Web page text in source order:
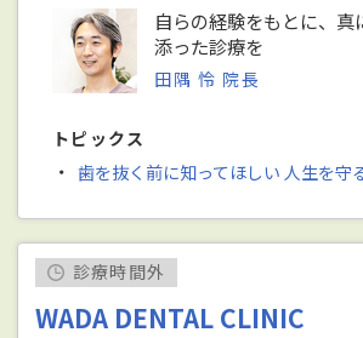
自らの経験をもとに、真
添った診療を
田隅 怜 院長
トピックス
・ 歯を抜く前に知ってほしい 人生を守
診療時間外
WADA DENTAL CLINIC